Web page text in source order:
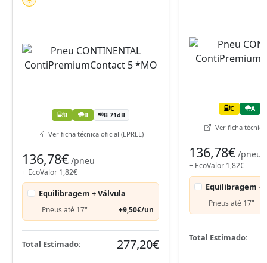
B B B 71dB
Ver ficha técnica oficial (EPREL)
136,78€ /pneu
+ EcoValor 1,82€
Equilibragem + Válvula
Pneus até 17" +9,50€/un
Total Estimado: 277,20€
C A
Ver ficha técnica
136,78€ /pneu
+ EcoValor 1,82€
Equilibragem +
Pneus até 17"
Total Estimado: